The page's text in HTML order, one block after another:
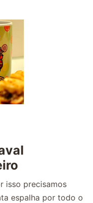
isso precisamos
espalha por todo o